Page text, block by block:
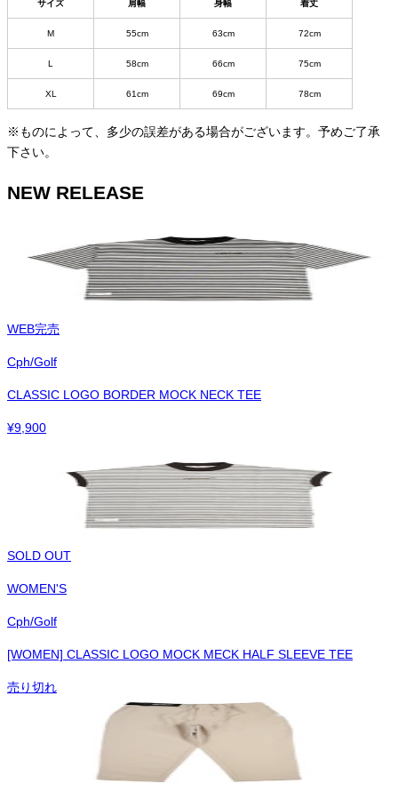
サイズ 肩幅 身幅 着丈
M 55cm 63cm 72cm
L 58cm 66cm 75cm
XL 61cm 69cm 78cm
※ものによって、多少の誤差がある場合がございます。予めご了承
下さい。
NEW RELEASE
WEB完売
Cph/Golf
CLASSIC LOGO BORDER MOCK NECK TEE
¥9,900
SOLD OUT
WOMEN'S
Cph/Golf
[WOMEN] CLASSIC LOGO MOCK MECK HALF SLEEVE TEE
売り切れ